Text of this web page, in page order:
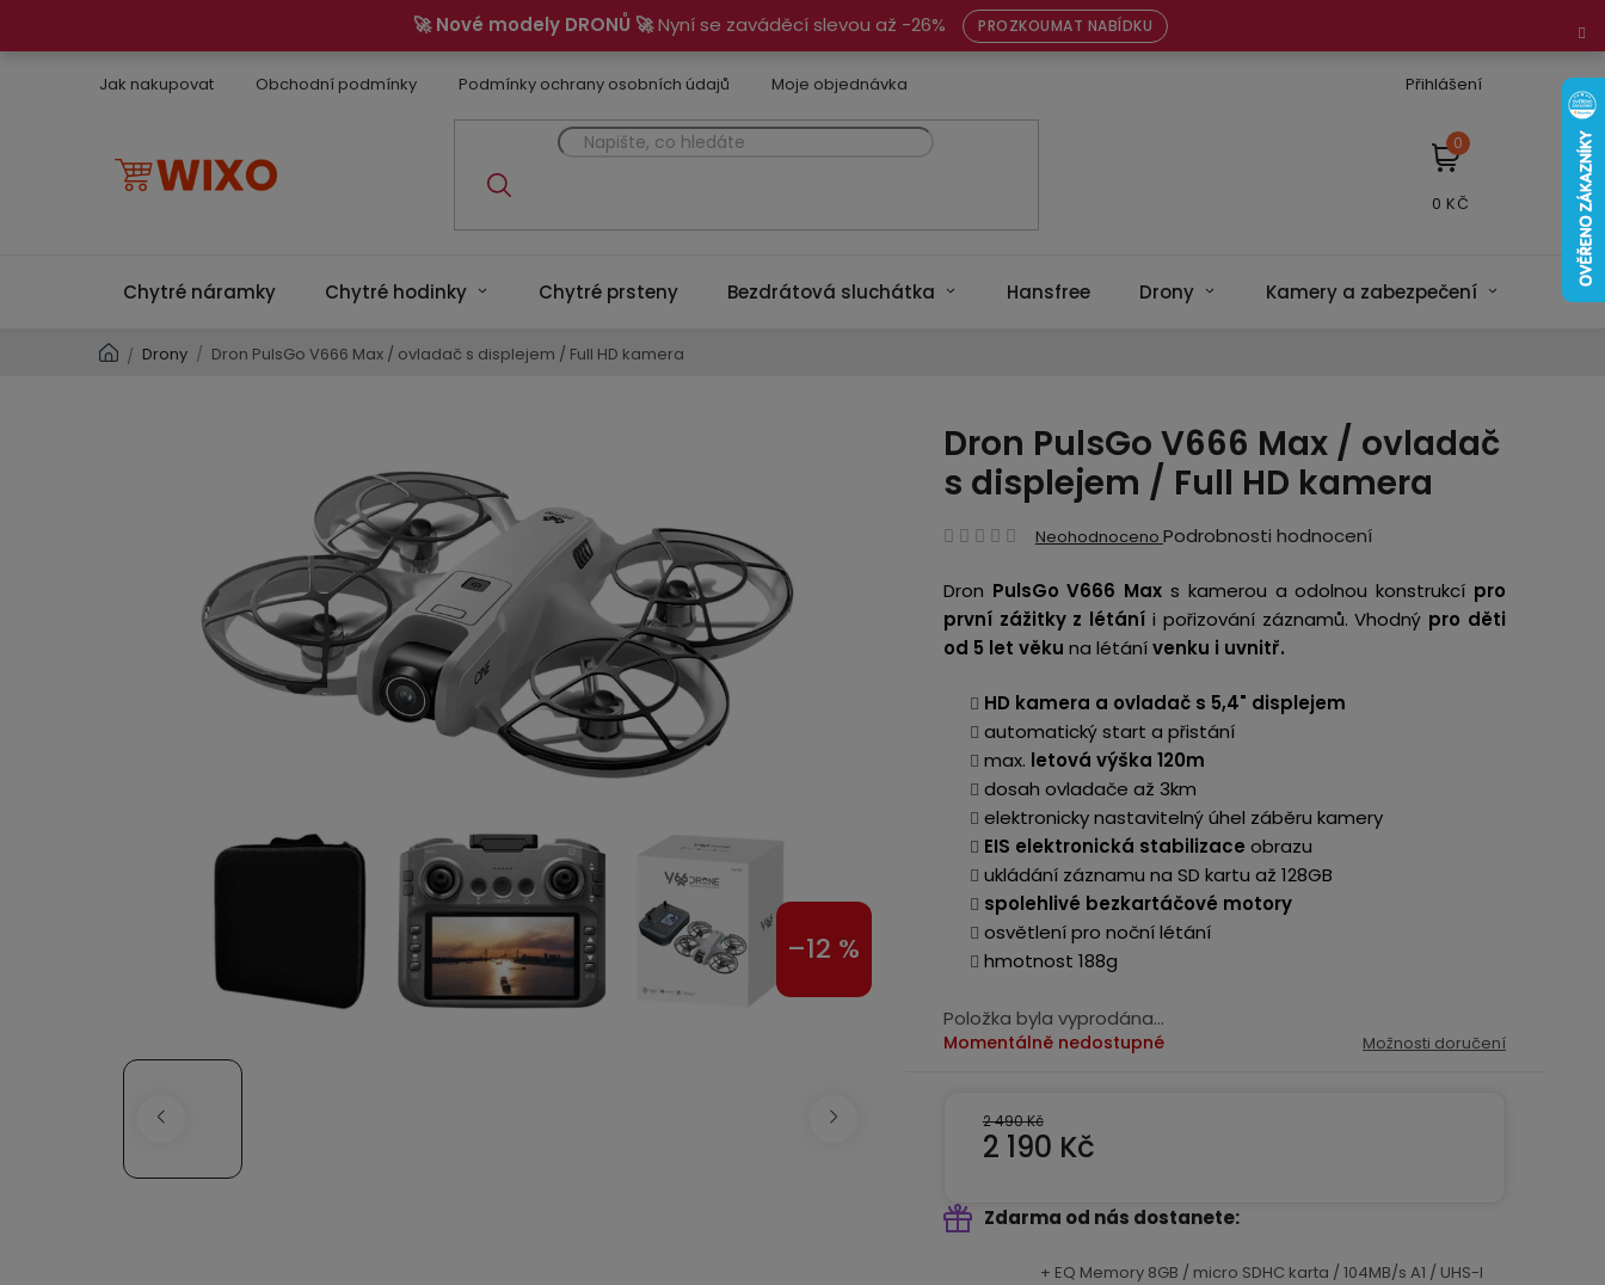
🚀 Nové modely DRONŮ 🚀Nyní se zaváděcí slevou až -26% PROZKOUMAT NABÍDKU
Jak nakupovat Obchodní podmínky Podmínky ochrany osobních údajů Moje objednávka Přihlášení
NÁKUPNÍ
KOŠÍK
Chytré náramky Chytré hodinky Chytré prsteny Bezdrátová sluchátka Hansfree Drony Kamery a zabezpečení
Domů
/ Drony / Dron PulsGo V666 Max / ovladač s displejem / Full HD kamera
Dron PulsGo V666 Max / ovladač
s displejem / Full HD kamera
Průměrné
produktu
je
0,0
5
hvězdiček.
Neohodnoceno Podrobnosti hodnocení
Dron PulsGo V666 Max s kamerou a odolnou konstrukcí pro
první zážitky z létání i pořizování záznamů. Vhodný pro děti
od 5 let věku na létánívenku i uvnitř.
HD kamera a ovladač s 5,4" displejem
automatický start a přistání
max. letová výška 120m
dosah ovladače až 3km
elektronicky nastavitelný úhel záběru kamery
EIS elektronická stabilizace obrazu
ukládání záznamu na SD kartu až 128GB
spolehlivé bezkartáčové motory
osvětlení pro noční létání
hmotnost 188g
Položka byla vyprodána…
Momentálně nedostupné Možnosti doručení
2 490 Kč
2 190 Kč
Zdarma od nás dostanete
+ EQ Memory 8GB / micro SDHC karta / 104MB/s A1 / UHS-I
–12 %